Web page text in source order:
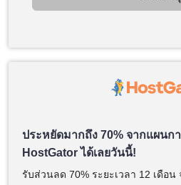
ประหยัดมากถึง 70% จากแผนก
HostGator ได้เลยวันนี้!
รับส่วนลด 70% ระยะเวลา 12 เดือ